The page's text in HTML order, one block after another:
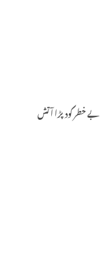
خطر کود پڑا آتش